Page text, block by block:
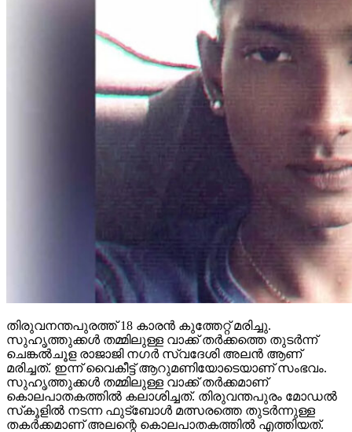
തിരുവനന്തപുരത്ത് 18 കാരന്‍ കുത്തേറ്റ് മരിച്ചു.
സുഹൃത്തുക്കള്‍ തമ്മിലുള്ള വാക്ക് തര്‍ക്കത്തെ തുടര്‍ന്ന്
ചെങ്കല്‍ചൂള രാജാജി നഗര്‍ സ്വദേശി അലന്‍ ആണ്
മരിച്ചത്. ഇന്ന് വൈകീട്ട് ആറുമണിയോടെയാണ് സംഭവം.
സുഹൃത്തുക്കള്‍ തമ്മിലുള്ള വാക്ക് തര്‍ക്കമാണ്
കൊലപാതകത്തില്‍ കലാശിച്ചത്. തിരുവന്തപുരം മോഡല്‍
സ്‌കൂളില്‍ നടന്ന ഫുട്‌ബോള്‍ മത്സരത്തെ തുടര്‍ന്നുള്ള
തകര്‍ക്കമാണ് അലന്റെ കൊലപാതകത്തില്‍ എത്തിയത്.